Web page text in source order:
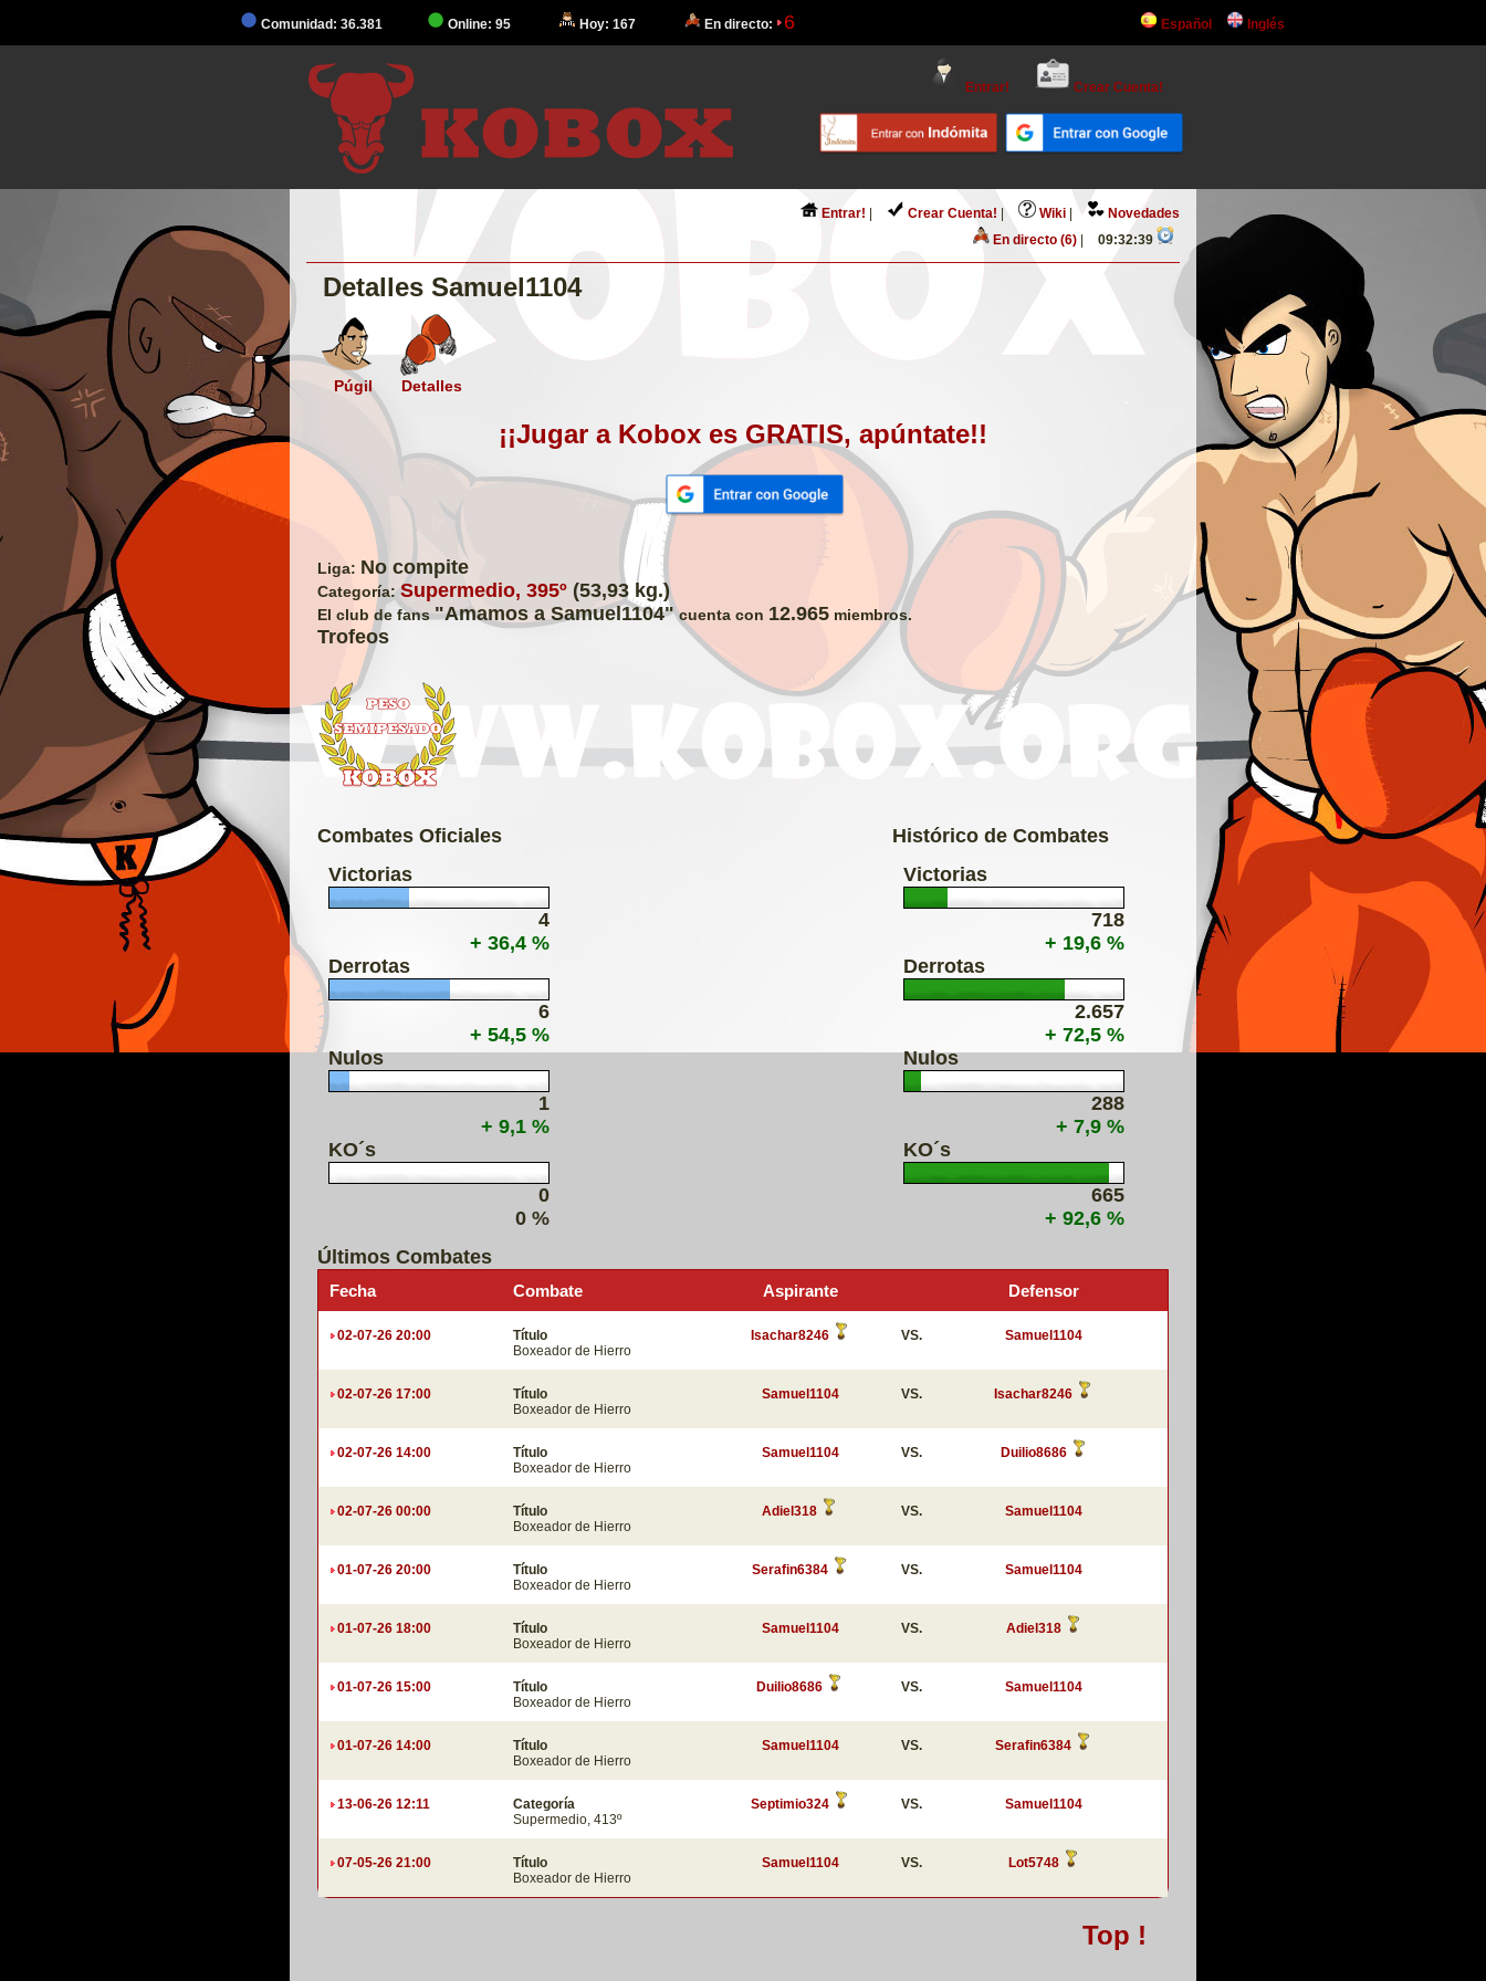
Comunidad: 36.381 Online: 95 Hoy: 167 En directo: 6 Español Inglés
Entrar! Crear Cuenta!
Entrar! Crear Cuenta! Wiki
Novedades
En directo (6)
09:32:39
Detalles Samuel1104
Púgil Detalles
¡¡Jugar a Kobox es GRATIS, apúntate!!
Liga: No compite
Categoría:Supermedio, 395º (53,93 kg.)
El club de fans "Amamos a Samuel1104"cuenta con 12.965 miembros.
Trofeos
Combates Oficiales
Victorias
4
+ 36,4 %
Derrotas
6
+ 54,5 %
Nulos
1
+ 9,1 %
KO´s
0
0 %
Histórico de Combates
Victorias
718
+ 19,6 %
Derrotas
2.657
+ 72,5 %
Nulos
288
+ 7,9 %
KO´s
665
+ 92,6 %
Últimos Combates
Fecha Combate Aspirante Defensor
02-07-26 20:00
Título
Boxeador de Hierro
Isachar8246 VS. Samuel1104
02-07-26 17:00
Título
Boxeador de Hierro
Samuel1104 VS. Isachar8246
02-07-26 14:00
Título
Boxeador de Hierro
Samuel1104 VS. Duilio8686
02-07-26 00:00
Título
Boxeador de Hierro
Adiel318 VS. Samuel1104
01-07-26 20:00
Título
Boxeador de Hierro
Serafin6384 VS. Samuel1104
01-07-26 18:00
Título
Boxeador de Hierro
Samuel1104 VS. Adiel318
01-07-26 15:00
Título
Boxeador de Hierro
Duilio8686 VS. Samuel1104
01-07-26 14:00
Título
Boxeador de Hierro
Samuel1104 VS. Serafin6384
13-06-26 12:11
Categoría
Supermedio, 413º
Septimio324 VS. Samuel1104
07-05-26 21:00
Título
Boxeador de Hierro
Samuel1104 VS. Lot5748
Top !